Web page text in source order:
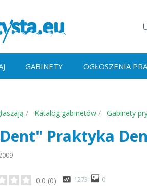
GABINETY OGŁOSZENIA
Katalog gabinetów Gabinety
Praktyka
0.0 (0) 1273 0